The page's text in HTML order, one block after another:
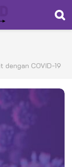
COVID-19